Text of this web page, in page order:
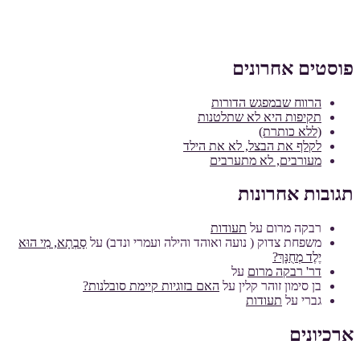
פוסטים אחרונים
הרווח שבמפגש הדורות
תקיפות היא לא שתלטנות
(ללא כותרת)
לקלף את הבצל, לא את הילד
מעורבים, לא מתערבים
תגובות אחרונות
רבקה מרום על תעודות
משפחת צדוק ( נועה ואוהד והילה ועמרי ונדב) על סָבְתָא, מִי הוּא
יֶלֶד מְחֻנָּךְ?
דר' רבקה מרום על
בן סימון זוהר קלין על האם בזוגיות קיימת סובלנות?
גברי על תעודות
ארכיונים